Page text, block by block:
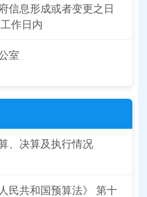
信息形成或者变更之日
作日内
室
、决算及执行情况
人民共和国预算法》 第十